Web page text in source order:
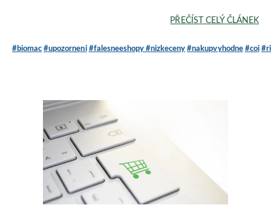
PŘEČÍST CELÝ ČLÁNEK
#biomac #upozorneni #falesneeshopy #nizkeceny #nakupvyhodne #coi